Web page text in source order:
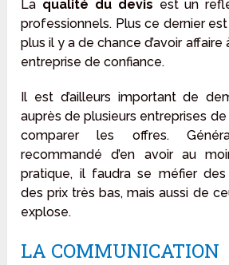
La qualité du devis est un
professionnels. Plus ce dernier
plus il y a de chance d’avoir affaire
entreprise de confiance.
Il est d’ailleurs important de
auprès de plusieurs entreprises
comparer les offres.
recommandé d’en avoir au
pratique, il faudra se méfier
des prix très bas, mais aussi de
explose.
LA COMMUNICATION